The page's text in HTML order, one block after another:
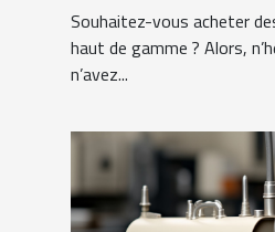
Souhaitez-vous acheter
haut de gamme ? Alors,
n’avez...